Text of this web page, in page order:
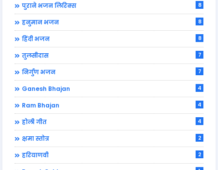
पुराने भजन लिरिक्स 8
हनुमान भजन 8
हिंदी भजन 8
तुलसीदास 7
निर्गुण भजन 7
Ganesh Bhajan 4
Ram Bhajan 4
होली गीत 4
क्षमा स्तोत्र 2
हरियाणवी 2